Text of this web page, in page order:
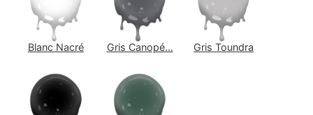
Blanc Nacré Gris Canopé... Gris Toundra